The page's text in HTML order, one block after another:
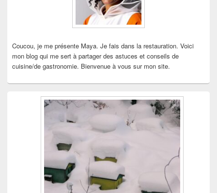
Coucou, je me présente Maya. Je fais dans la restauration. Voici
mon blog qui me sert à partager des astuces et conseils de
cuisine/de gastronomie. Bienvenue à vous sur mon site.